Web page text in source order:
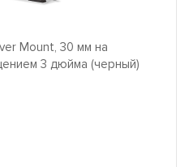
Mount, 30 мм на
3 дюйма (черный)